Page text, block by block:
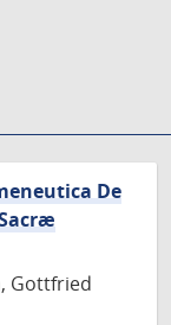
De
Gottfried